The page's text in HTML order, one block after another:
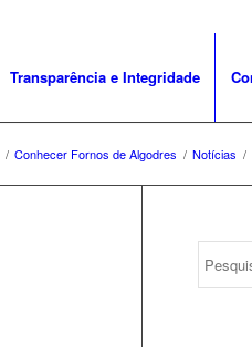
Transparência e Integridade
/ Conhecer Fornos de Algodres / Notícias /